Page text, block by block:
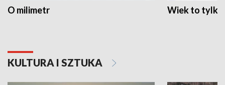
O milimetr Wiek to tylko
KULTURA I SZTUKA